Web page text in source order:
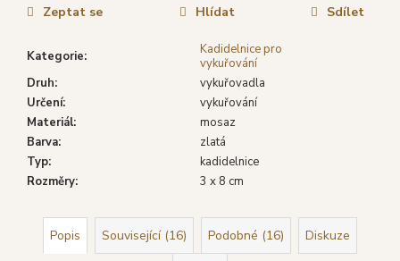
Kategorie:
Kadidelnice pro
vykuřování
Druh:
vykuřovadla
Určení:
vykuřování
Materiál:
mosaz
Barva:
zlatá
Typ:
kadidelnice
Rozměry: 3 x 8 cm
Zeptat se Hlídat Sdílet
Popis Související (16) Podobné (16) Diskuze
VONNÉ
TYČINKY
NAG
CHAMPA,
16
29
Kč
Původně: